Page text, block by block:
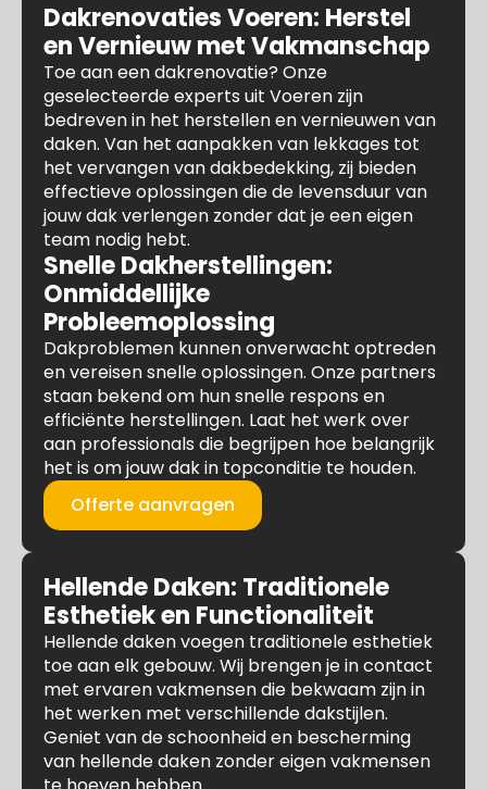
Dakrenovaties Voeren: Herstel
en Vernieuw met Vakmanschap
Toe aan een dakrenovatie? Onze
geselecteerde experts uit Voeren zijn
bedreven in het herstellen en vernieuwen van
daken. Van het aanpakken van lekkages tot
het vervangen van dakbedekking, zij bieden
effectieve oplossingen die de levensduur van
jouw dak verlengen zonder dat je een eigen
team nodig hebt.
Snelle Dakherstellingen:
Onmiddellijke
Probleemoplossing
Dakproblemen kunnen onverwacht optreden
en vereisen snelle oplossingen. Onze partners
staan bekend om hun snelle respons en
efficiënte herstellingen. Laat het werk over
aan professionals die begrijpen hoe belangrijk
het is om jouw dak in topconditie te houden.
Offerte aanvragen
Hellende Daken: Traditionele
Esthetiek en Functionaliteit
Hellende daken voegen traditionele esthetiek
toe aan elk gebouw. Wij brengen je in contact
met ervaren vakmensen die bekwaam zijn in
het werken met verschillende dakstijlen.
Geniet van de schoonheid en bescherming
van hellende daken zonder eigen vakmensen